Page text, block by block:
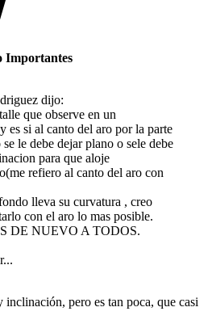
Importantes
dijo:
que observe en un
es si al canto del aro por la parte
le debe dejar plano o sele debe
para que aloje
refiero al canto del aro con
lleva su curvatura , creo
con el aro lo mas posible.
DE NUEVO A TODOS.
pero es tan poca, que casi